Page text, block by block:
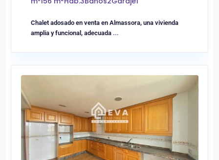
Chalet adosado en venta en Almassora, una vivienda
amplia y funcional, adecuada ...
0 Castellón/Castelló